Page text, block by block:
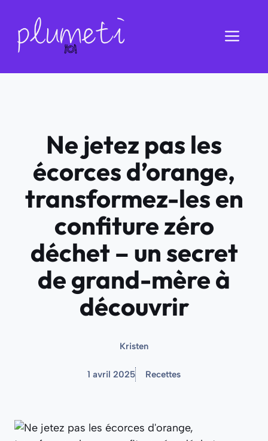
contenu
Ne jetez pas les
écorces d’orange,
transformez-les en
confiture zéro
déchet – un secret
de grand-mère à
découvrir
Kristen
1 avril 2025 Recettes